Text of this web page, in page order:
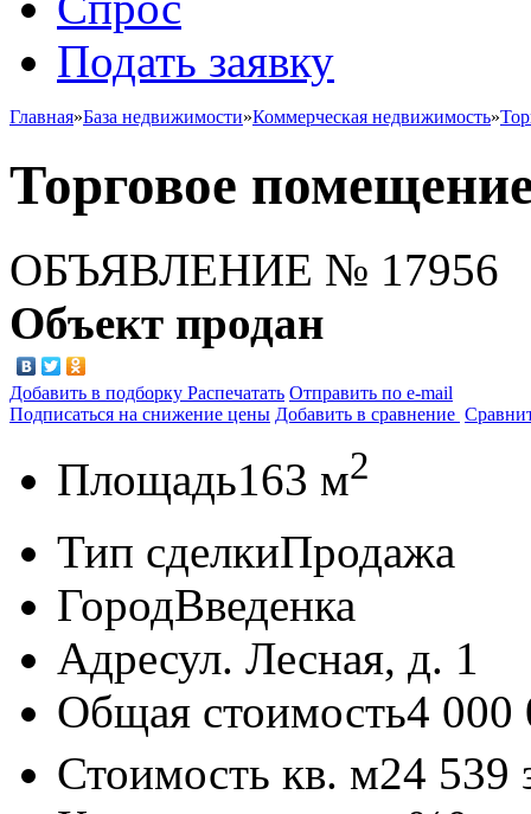
Подать заявку
Главная»База недвижимости»Коммерческая недвижимость»
Торговое
ОБЪЯВЛЕНИЕ № 17956
Объект продан
Добавить в подборку Распечатать Отправить по e-mail
Подписаться на снижение цены Добавить в сравнение
Площадь163 м2
Тип сделкиПродажа
ГородВведенка
Адресул. Лесная, д. 1
Общая стоимость4 000
Стоимость кв. м24 539